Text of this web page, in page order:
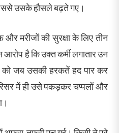
उसके हौसले बढ़ते गए।
मरीजों की सुरक्षा के लिए तीन
आरोप है कि उक्त कर्मी लगातार उन
को जब उसकी हरकतें हद पार कर
में ही उसे पकड़कर चप्पलों और